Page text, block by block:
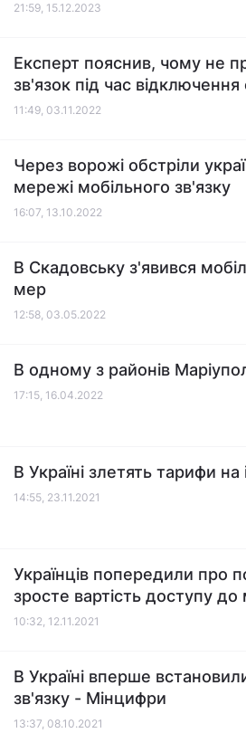
21:59, 15.12.2023
Експерт пояснив, чому не
зв'язок під час відключення
11:49, 03.11.2022
Через ворожі обстріли
мережі мобільного зв'язку
16:07, 13.10.2022
В Скадовську з'явився
мер
12:58, 03.05.2022
В одному з районів
17:15, 16.04.2022
В Україні злетять тарифи
14:55, 23.11.2021
Українців попередили про
зросте вартість доступу до
10:32, 12.11.2021
В Україні вперше
зв'язку - Мінцифри
13:37, 08.10.2021